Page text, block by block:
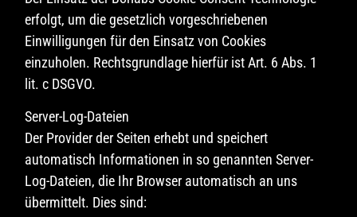
erfolgt, um die gesetzlich vorgeschriebenen
Einwilligungen für den Einsatz von Cookies
einzuholen. Rechtsgrundlage hierfür ist Art. 6 Abs. 1
lit. c DSGVO.
Server-Log-Dateien
Der Provider der Seiten erhebt und speichert
automatisch Informationen in so genannten Server-
Log-Dateien, die Ihr Browser automatisch an uns
übermittelt. Dies sind: